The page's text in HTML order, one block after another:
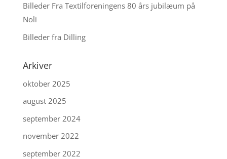
Billeder Fra Textilforeningens 80 års jubilæum på
Noli
Billeder fra Dilling
Arkiver
oktober 2025
august 2025
september 2024
november 2022
september 2022